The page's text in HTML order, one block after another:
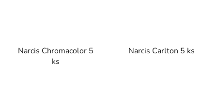
Narcis Chromacolor 5
ks
Narcis Carlton 5 ks